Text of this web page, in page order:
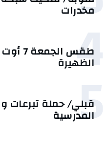
مخدرات
4
الظهيرة
5
قبلي/ حملة تبرعات
المدرسية